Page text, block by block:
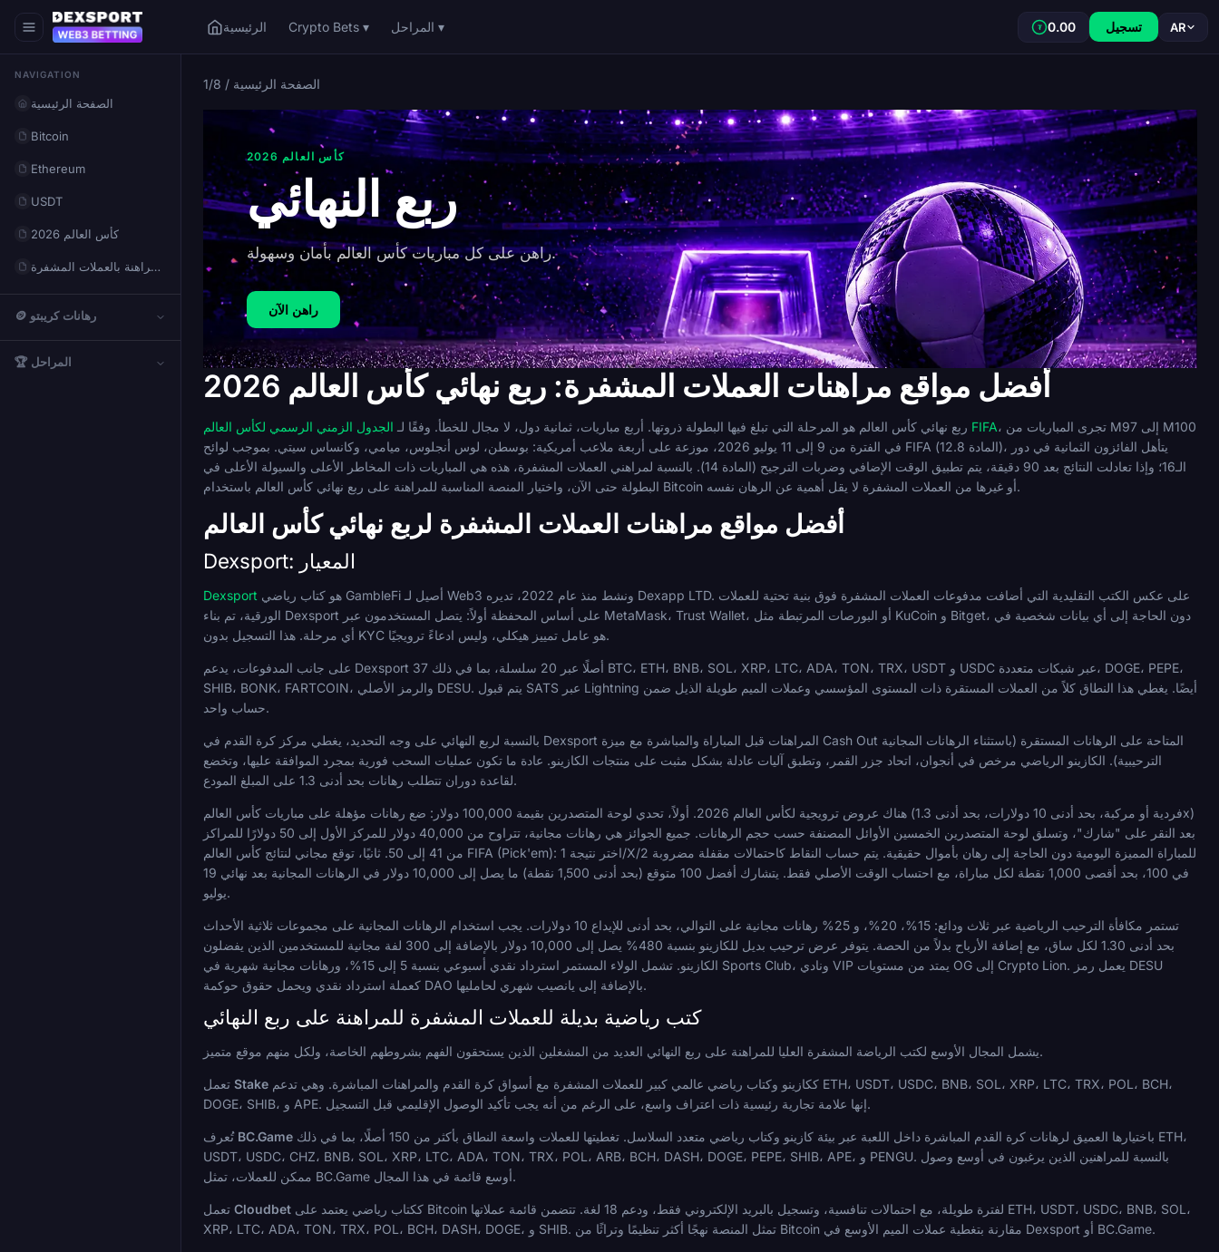
الرئيسية Crypto Bets ▾ المراحل ▾ ₮ 0.00 تسجيل AR
NAVIGATION
الصفحة الرئيسية
Bitcoin
Ethereum
USDT
كأس العالم 2026
كيفية المراهنة بالعملات المشفرة
🪙 رهانات كريبتو
🏆 المراحل
الصفحة الرئيسية /
1/8
كأس العالم 2026
ربع النهائي
راهن على كل مباريات كأس العالم بأمان وسهولة.
راهن الآن
أفضل مواقع مراهنات العملات المشفرة: ربع نهائي كأس العالم 2026
ربع نهائي كأس العالم هو المرحلة التي تبلغ فيها البطولة ذروتها. أربع مباريات، ثمانية دول، لا مجال للخطأ. وفقًا لـ الجدول الزمني الرسمي لكأس العالم FIFA، تجرى المباريات من M97 إلى M100
في الفترة من 9 إلى 11 يوليو 2026، موزعة على أربعة ملاعب أمريكية: بوسطن، لوس أنجلوس، ميامي، وكانساس سيتي. بموجب لوائح FIFA (المادة 12.8)، يتأهل الفائزون الثمانية في دور
الـ16؛ وإذا تعادلت النتائج بعد 90 دقيقة، يتم تطبيق الوقت الإضافي وضربات الترجيح (المادة 14). بالنسبة لمراهني العملات المشفرة، هذه هي المباريات ذات المخاطر الأعلى والسيولة الأعلى في
البطولة حتى الآن، واختيار المنصة المناسبة للمراهنة على ربع نهائي كأس العالم باستخدام Bitcoin أو غيرها من العملات المشفرة لا يقل أهمية عن الرهان نفسه.
أفضل مواقع مراهنات العملات المشفرة لربع نهائي كأس العالم
Dexsport: المعيار
Dexsport
الورقية، تم بناء Dexsport على أساس المحفظة أولاً: يتصل المستخدمون عبر MetaMask، Trust Wallet، أو البورصات المرتبطة مثل KuCoin و Bitget، دون الحاجة إلى أي بيانات شخصية في
أي مرحلة. هذا التسجيل بدون KYC هو عامل تمييز هيكلي، وليس ادعاءً ترويجيًا.
على جانب المدفوعات، يدعم Dexsport 37 أصلًا عبر 20 سلسلة، بما في ذلك BTC، ETH، BNB، SOL، XRP، LTC، ADA، TON، TRX، USDT و USDC عبر شبكات متعددة، DOGE، PEPE،
SHIB، BONK، FARTCOIN، والرمز الأصلي DESU. يتم قبول SATS عبر Lightning أيضًا. يغطي هذا النطاق كلاً من العملات المستقرة ذات المستوى المؤسسي وعملات الميم طويلة الذيل ضمن
حساب واحد.
بالنسبة لربع النهائي على وجه التحديد، يغطي مركز كرة القدم في Dexsport المراهنات قبل المباراة والمباشرة مع ميزة Cash Out المتاحة على الرهانات المستقرة (باستثناء الرهانات المجانية
الترحيبية). الكازينو الرياضي مرخص في أنجوان، اتحاد جزر القمر، وتطبق آليات عادلة بشكل مثبت على منتجات الكازينو. عادة ما تكون عمليات السحب فورية بمجرد الموافقة عليها، وتخضع
لقاعدة دوران تتطلب رهانات بحد أدنى 1.3 على المبلغ المودع.
هناك عروض ترويجية لكأس العالم 2026. أولاً، تحدي لوحة المتصدرين بقيمة 100,000 دولار: ضع رهانات مؤهلة على مباريات كأس العالم (فردية أو مركبة، بحد أدنى 10 دولارات، بحد أدنى 1.3x)
بعد النقر على "شارك"، وتسلق لوحة المتصدرين الخمسين الأوائل المصنفة حسب حجم الرهانات. جميع الجوائز هي رهانات مجانية، تتراوح من 40,000 دولار للمركز الأول إلى 50 دولارًا للمراكز
من 41 إلى 50. ثانيًا، توقع مجاني لنتائج كأس العالم FIFA (Pick'em): اختر نتيجة 1/X/2 للمباراة المميزة اليومية دون الحاجة إلى رهان بأموال حقيقية. يتم حساب النقاط كاحتمالات مقفلة مضروبة
في 100، بحد أقصى 1,000 نقطة لكل مباراة، مع احتساب الوقت الأصلي فقط. يتشارك أفضل 100 متوقع (بحد أدنى 1,500 نقطة) ما يصل إلى 10,000 دولار في الرهانات المجانية بعد نهائي 19
يوليو.
تستمر مكافأة الترحيب الرياضية عبر ثلاث ودائع: 15%، 20%، و 25% رهانات مجانية على التوالي، بحد أدنى للإيداع 10 دولارات. يجب استخدام الرهانات المجانية على مجموعات ثلاثية الأحداث
بحد أدنى 1.30 لكل ساق، مع إضافة الأرباح بدلاً من الحصة. يتوفر عرض ترحيب بديل للكازينو بنسبة 480% يصل إلى 10,000 دولار بالإضافة إلى 300 لفة مجانية للمستخدمين الذين يفضلون
الكازينو. تشمل الولاء المستمر استرداد نقدي أسبوعي بنسبة 5 إلى 15%، ورهانات مجانية شهرية في Sports Club، ونادي VIP يمتد من مستويات OG إلى Crypto Lion. يعمل رمز DESU
كعملة استرداد نقدي ويحمل حقوق حوكمة DAO بالإضافة إلى يانصيب شهري لحامليها.
كتب رياضية بديلة للعملات المشفرة للمراهنة على ربع النهائي
يشمل المجال الأوسع لكتب الرياضة المشفرة العليا للمراهنة على ربع النهائي العديد من المشغلين الذين يستحقون الفهم بشروطهم الخاصة، ولكل منهم موقع متميز.
Stake
DOGE، SHIB، و APE. إنها علامة تجارية رئيسية ذات اعتراف واسع، على الرغم من أنه يجب تأكيد الوصول الإقليمي قبل التسجيل.
تُعرف BC.Game
USDT، USDC، CHZ، BNB، SOL، XRP، LTC، ADA، TON، TRX، POL، ARB، BCH، DASH، DOGE، PEPE، SHIB، APE، و PENGU. بالنسبة للمراهنين الذين يرغبون في أوسع وصول
ممكن للعملات، تمثل BC.Game أوسع قائمة في هذا المجال.
Cloudbet
XRP، LTC، ADA، TON، TRX، POL، BCH، DASH، DOGE، و SHIB. تمثل المنصة نهجًا أكثر تنظيمًا وتراثًا من Bitcoin مقارنة بتغطية عملات الميم الأوسع في Dexsport أو BC.Game.